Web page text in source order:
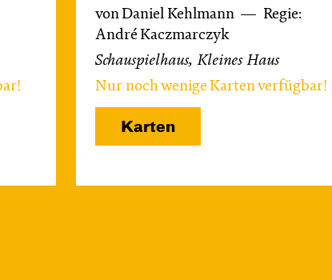
von Daniel Kehlmann
Regie:
André Kaczmarczyk
Schauspielhaus, Kleines Haus
Nur noch wenige Karten verfügbar!
Karten